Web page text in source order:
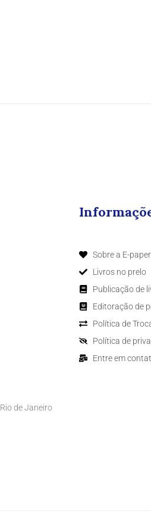
de Janeiro
Sobre a E-
Livros no prelo
Publicação de
Editoração de
Política de
Política de
Entre em